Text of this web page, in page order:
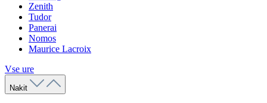
Zenith
Tudor
Panerai
Nomos
Maurice Lacroix
Vse ure
Nakit